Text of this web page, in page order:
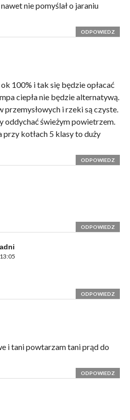
nie pomyślał o jaraniu
ODPOWIEDZ
100% i tak się będzie opłacać
ciepła nie będzie alternatywą.
przemysłowych i rzeki są czyste.
oddychać świeżym powietrzem.
przy kotłach 5 klasy to duży
ODPOWIEDZ
ODPOWIEDZ
ODPOWIEDZ
i tani powtarzam tani prąd do
ODPOWIEDZ